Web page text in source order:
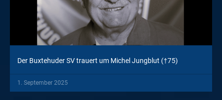
Der Buxtehuder SV trauert um Michel Jungblut (†75)
1. September 2025